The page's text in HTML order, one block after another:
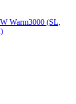
Warm3000 (SL,